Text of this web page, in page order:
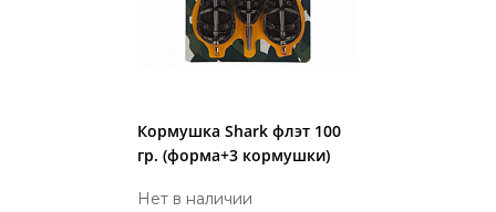
Кормушка Shark флэт 100
гр. (форма+3 кормушки)
Нет в наличии